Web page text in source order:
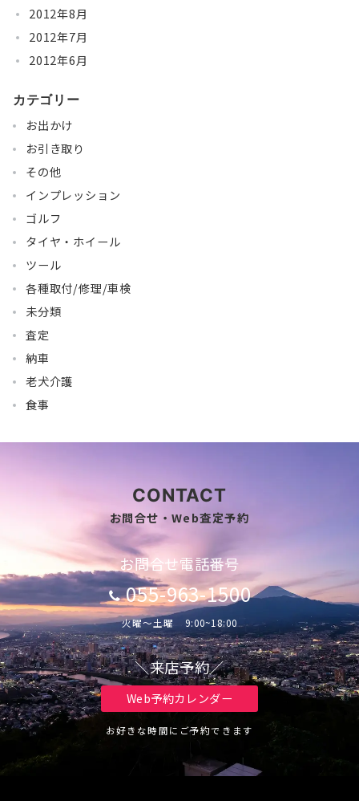
2012年8月
2012年7月
2012年6月
カテゴリー
お出かけ
お引き取り
その他
インプレッション
ゴルフ
タイヤ・ホイール
ツール
各種取付/修理/車検
未分類
査定
納車
老犬介護
食事
CONTACT
お問合せ・Web査定予約
お問合せ電話番号
055-963-1500
火曜～土曜 9:00~18:00
＼来店予約／
Web予約カレンダー
お好きな時間にご予約できます